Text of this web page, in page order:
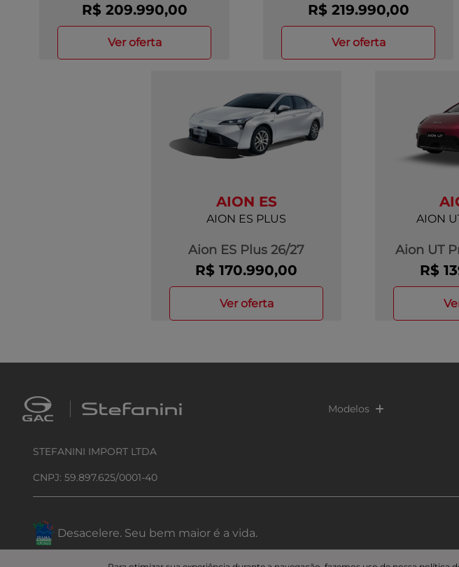
R$ 209.990,00
ver oferta
R$ 219.990,00
ver oferta
AION ES
AION ES PLUS
Aion ES Plus 26/27
R$ 170.990,00
ver oferta
AION
Aion UT
R$
Modelos
STEFANINI IMPORT LTDA
CNPJ: 59.897.625/0001-40
Desacelere. Seu bem maior é a vida.